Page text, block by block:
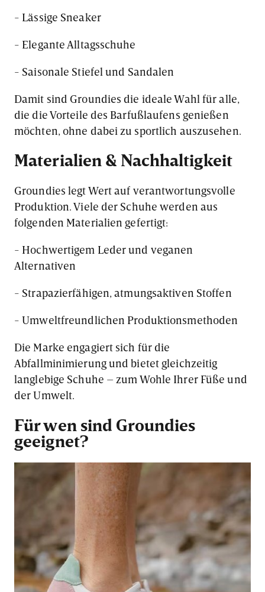
- Lässige Sneaker
- Elegante Alltagsschuhe
- Saisonale Stiefel und Sandalen
Damit sind Groundies die ideale Wahl für alle,
die die Vorteile des Barfußlaufens genießen
möchten, ohne dabei zu sportlich auszusehen.
Materialien & Nachhaltigkeit
Groundies legt Wert auf verantwortungsvolle
Produktion. Viele der Schuhe werden aus
folgenden Materialien gefertigt:
- Hochwertigem Leder und veganen
Alternativen
- Strapazierfähigen, atmungsaktiven Stoffen
- Umweltfreundlichen Produktionsmethoden
Die Marke engagiert sich für die
Abfallminimierung und bietet gleichzeitig
langlebige Schuhe – zum Wohle Ihrer Füße und
der Umwelt.
Für wen sind Groundies
geeignet?